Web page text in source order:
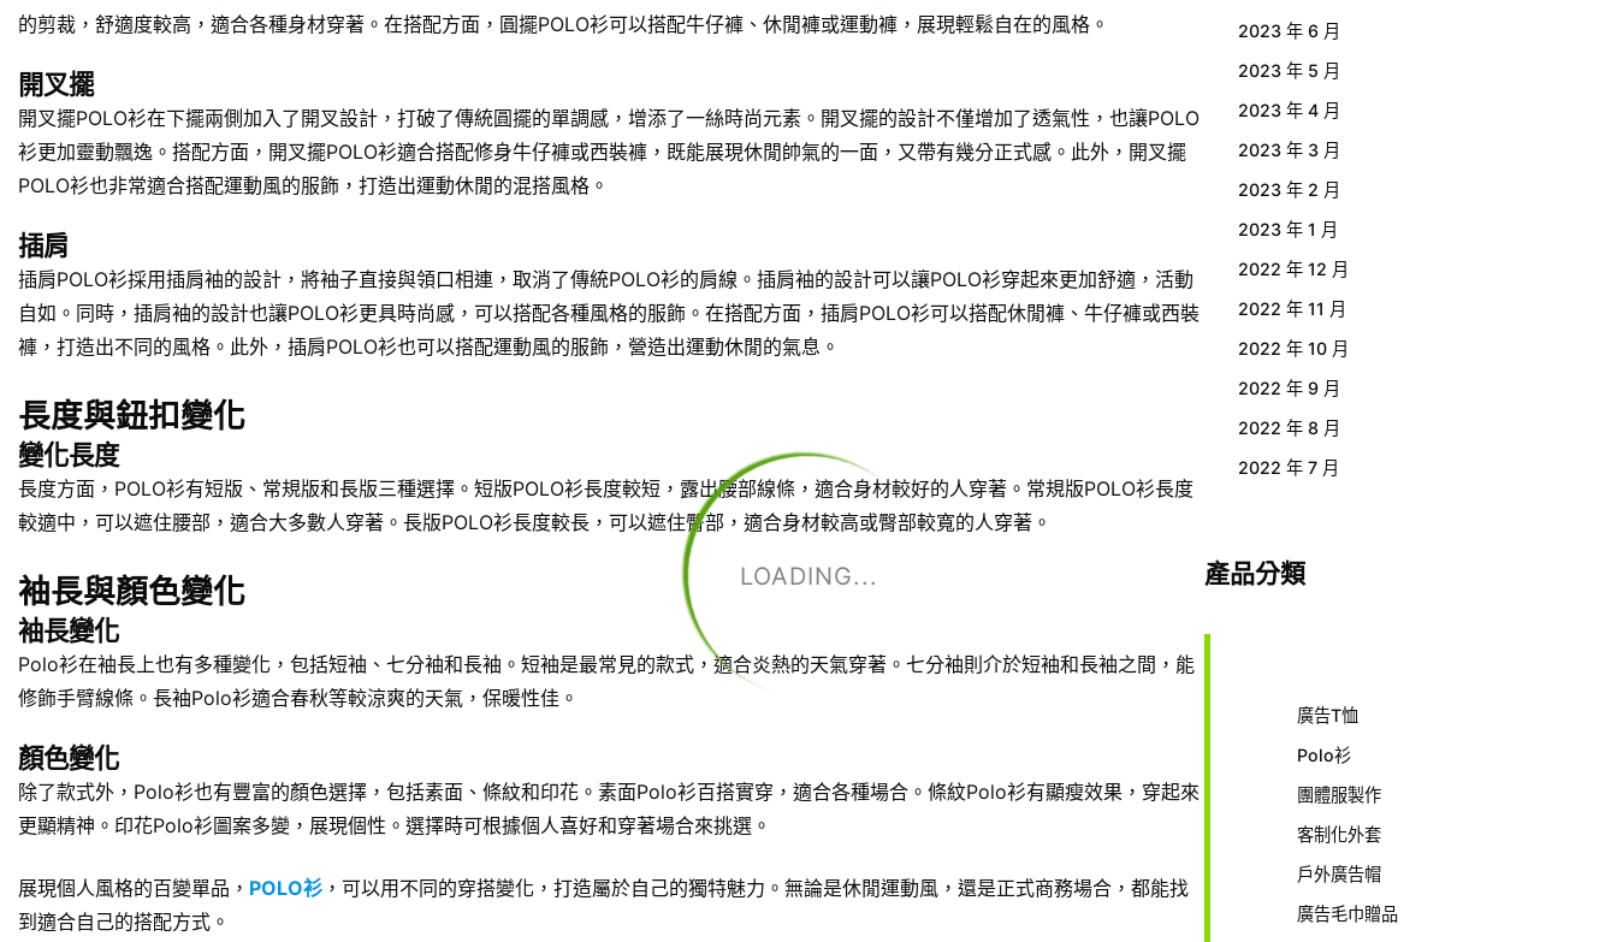
LOADING...
的剪裁，舒適度較高，適合各種身材穿著。在搭配方面，圓擺POLO衫可以搭配牛仔褲、休閒褲或運動褲，展現輕鬆自在的風格。
開叉擺
開叉擺POLO衫在下擺兩側加入了開叉設計，打破了傳統圓擺的單調感，增添了一絲時尚元素。開叉擺的設計不僅增加了透氣性，也讓POLO
衫更加靈動飄逸。搭配方面，開叉擺POLO衫適合搭配修身牛仔褲或西裝褲，既能展現休閒帥氣的一面，又帶有幾分正式感。此外，開叉擺
POLO衫也非常適合搭配運動風的服飾，打造出運動休閒的混搭風格。
插肩
插肩POLO衫採用插肩袖的設計，將袖子直接與領口相連，取消了傳統POLO衫的肩線。插肩袖的設計可以讓POLO衫穿起來更加舒適，活動
自如。同時，插肩袖的設計也讓POLO衫更具時尚感，可以搭配各種風格的服飾。在搭配方面，插肩POLO衫可以搭配休閒褲、牛仔褲或西裝
褲，打造出不同的風格。此外，插肩POLO衫也可以搭配運動風的服飾，營造出運動休閒的氣息。
長度與鈕扣變化
變化長度
長度方面，POLO衫有短版、常規版和長版三種選擇。短版POLO衫長度較短，露出腰部線條，適合身材較好的人穿著。常規版POLO衫長度
較適中，可以遮住腰部，適合大多數人穿著。長版POLO衫長度較長，可以遮住臀部，適合身材較高或臀部較寬的人穿著。
袖長與顏色變化
袖長變化
Polo衫在袖長上也有多種變化，包括短袖、七分袖和長袖。短袖是最常見的款式，適合炎熱的天氣穿著。七分袖則介於短袖和長袖之間，能
修飾手臂線條。長袖Polo衫適合春秋等較涼爽的天氣，保暖性佳。
顏色變化
除了款式外，Polo衫也有豐富的顏色選擇，包括素面、條紋和印花。素面Polo衫百搭實穿，適合各種場合。條紋Polo衫有顯瘦效果，穿起來
更顯精神。印花Polo衫圖案多變，展現個性。選擇時可根據個人喜好和穿著場合來挑選。
展現個人風格的百變單品， POLO衫 ，可以用不同的穿搭變化，打造屬於自己的獨特魅力。無論是休閒運動風，還是正式商務場合，都能找
到適合自己的搭配方式。
2023 年 6 月
2023 年 5 月
2023 年 4 月
2023 年 3 月
2023 年 2 月
2023 年 1 月
2022 年 12 月
2022 年 11 月
2022 年 10 月
2022 年 9 月
2022 年 8 月
2022 年 7 月
產品分類
廣告T恤
Polo衫
團體服製作
客制化外套
戶外廣告帽
廣告毛巾贈品